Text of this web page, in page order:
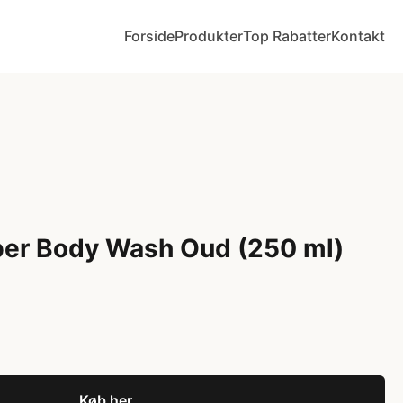
ForsideProdukterTop RabatterKontakt
Body Wash Oud (250 ml)